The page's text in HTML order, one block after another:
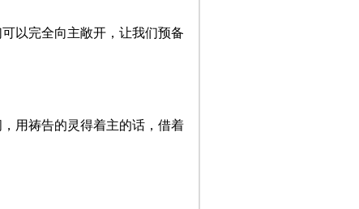
以完全向主敞开，让我们预备
用祷告的灵得着主的话，借着